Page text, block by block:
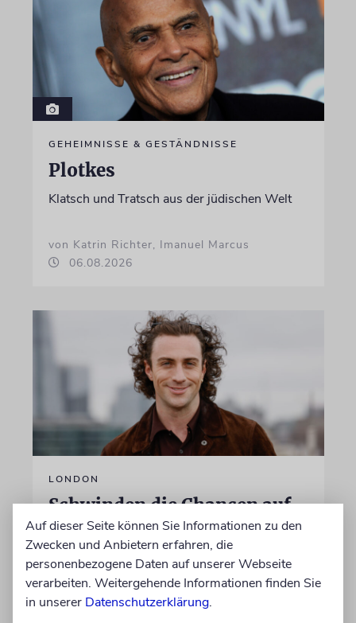
GEHEIMNISSE & GESTÄNDNISSE
Plotkes
Klatsch und Tratsch aus der jüdischen Welt
von Katrin Richter, Imanuel Marcus
06.08.2026
LONDON
Schwinden die Chancen auf
einen jüdischen James Bond?
Seit Jahren wird darüber spekuliert, wer der
neue 007 wird. Wenn es nach Produzentin
Amy Pascal geht, fällt die Entscheidung bald.
Stehen die Chancen für Aaron Taylor-Johnson
Auf dieser Seite können Sie Informationen zu den
Zwecken und Anbietern erfahren, die
personenbezogene Daten auf unserer Webseite
verarbeiten. Weitergehende Informationen finden Sie
in unserer Datenschutzerklärung.